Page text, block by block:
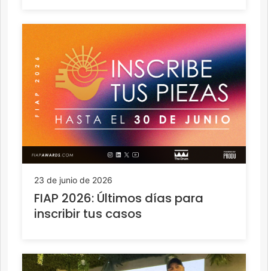
23 de junio de 2026
FIAP 2026: Últimos días para
inscribir tus casos